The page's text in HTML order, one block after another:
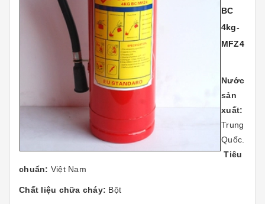
BC
4kg-
MFZ4
Nước
sản
xuất:
Trung
Quốc.
Tiêu
chuẩn: Việt Nam
Chất liệu chữa cháy: Bột